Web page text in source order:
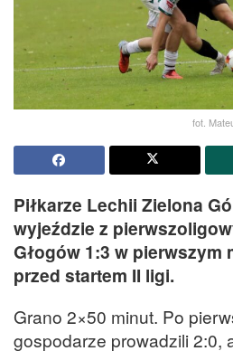
fot.
Piłkarze Lechii Zielona
wyjeździe z
Głogów 1:3 w pierwszym
przed startem II ligi.
Grano 2×50 minut. Po
gospodarze prowadzili 2:0,